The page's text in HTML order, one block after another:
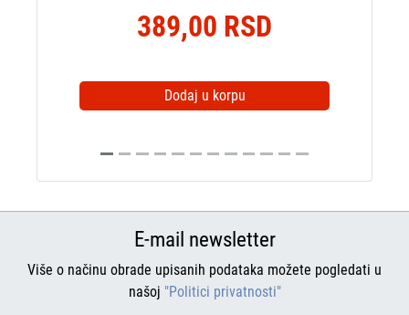
389,00 RSD
Dodaj u korpu
E-mail newsletter
Više o načinu obrade upisanih podataka možete pogledati u
našoj "Politici privatnosti"